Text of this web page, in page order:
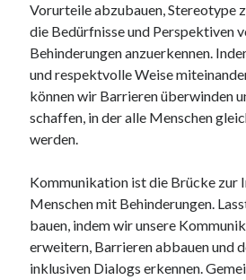
Vorurteile abzubauen, Stereotype
die Bedürfnisse und Perspektiven
Behinderungen anzuerkennen.
und respektvolle Weise
können wir Barrieren überwinden
schaffen, in der alle Menschen
werden.
Kommunikation ist die Brücke zur
Menschen mit Behinderungen.
bauen, indem wir unsere
erweitern, Barrieren abbauen und
inklusiven Dialogs erkennen.